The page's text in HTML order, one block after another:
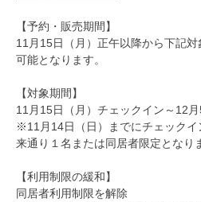
【予約・販売期間】
11月15日（月）正午以降から下記
可能となります。
【対象期間】
11月15日（月）チェックイン～12
※11月14日（日）までにチェックイ
来通り１名または同居者限定となり
【利用制限の緩和】
同居者利用制限を解除